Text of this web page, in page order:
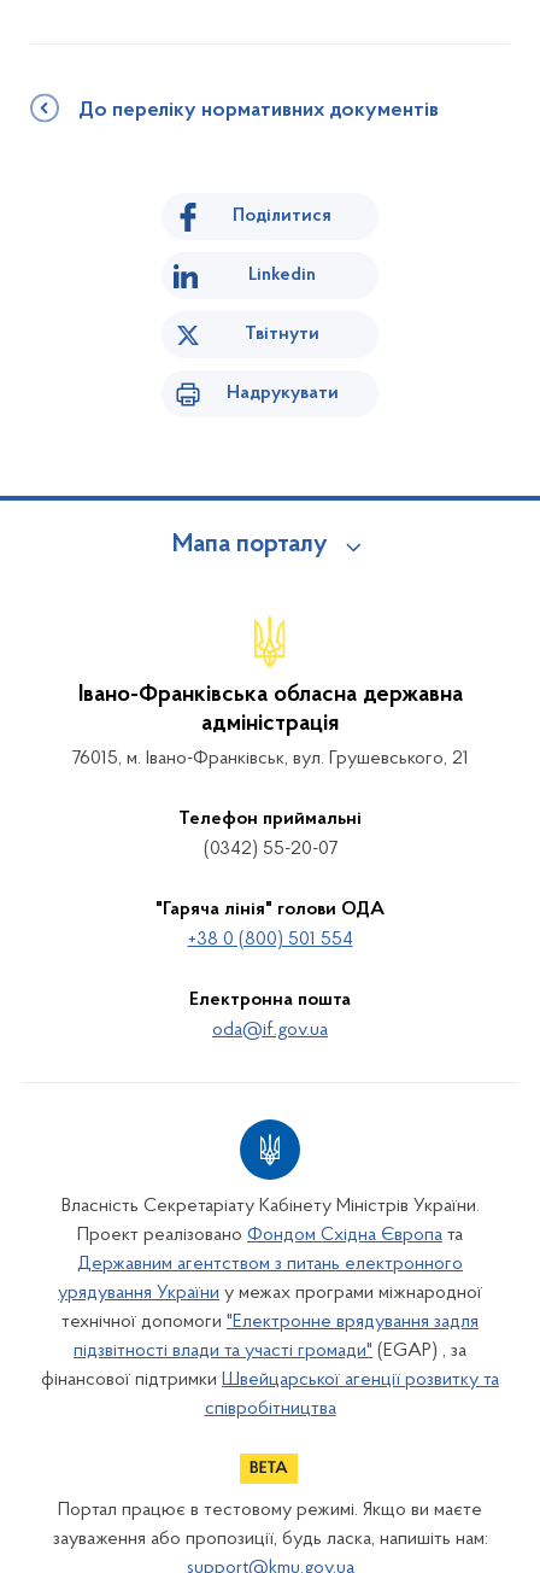
До переліку нормативних документів
Поділитися
Linkedin
Твітнути
Надрукувати
Мапа порталу
Івано-Франківська обласна державна
адміністрація
76015, м. Івано-Франківськ, вул. Грушевського, 21
Телефон приймальні
(0342) 55-20-07
"Гаряча лінія" голови ОДА
+38 0 (800) 501 554
Електронна пошта
oda@if.gov.ua
Власність Секретаріату Кабінету Міністрів України.
Проект реалізовано Фондом Східна Європа та
Державним агентством з питань електронного
урядування України у межах програми міжнародної
технічної допомоги "Електронне врядування задля
підзвітності влади та участі громади" (EGAP) , за
фінансової підтримки Швейцарської агенції розвитку та
співробітництва
Портал працює в тестовому режимі. Якщо ви маєте
зауваження або пропозиції, будь ласка, напишіть нам:
support@kmu.gov.ua